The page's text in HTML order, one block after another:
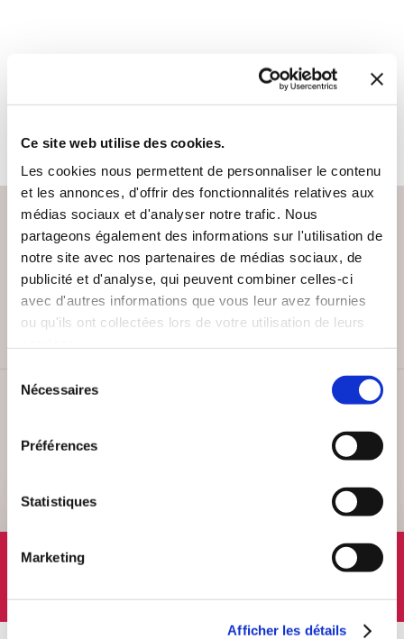
Ce site web utilise des cookies.
Les cookies nous permettent de personnaliser le contenu
et les annonces, d'offrir des fonctionnalités relatives aux
médias sociaux et d'analyser notre trafic. Nous
partageons également des informations sur l'utilisation de
notre site avec nos partenaires de médias sociaux, de
publicité et d'analyse, qui peuvent combiner celles-ci
avec d'autres informations que vous leur avez fournies
ou qu'ils ont collectées lors de votre utilisation de leurs
Nécessaires
Préférences
Statistiques
Marketing
Afficher les détails
pour le moment.
PAIEMENT SÉCURISÉ